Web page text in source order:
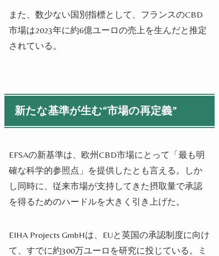
また、数少ない国別指標として、フランスのCBD
市場は2023年に約6億ユーロの売上を生んだと推定
されている。
新たな基準が生む“市場の再定義”
EFSAの新基準は、欧州CBD市場にとって「最も明
確な科学的参照点」を提供したとも言える。しか
し同時に、従来市場が支持してきた摂取量で承認
を得るためのハードルを大きく引き上げた。
EIHA Projects GmbHは、EUと英国の承認制度に向け
て、すでに約300万ユーロを研究に投じている。ミ